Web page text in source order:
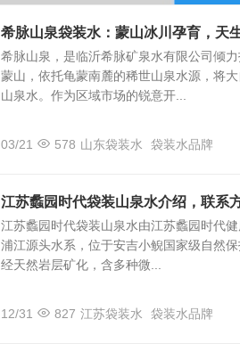
希脉山泉袋装水：蒙山冰川孕育，天
希脉山泉，是临沂希脉矿泉水有限公司倾
蒙山，依托龟蒙南麓的稀世山泉水源，将
山泉水。作为区域市场的锐意开...
03/21 578 山东袋装水 袋装水品牌
江苏蠡园时代袋装山泉水介绍，联系
江苏蠡园时代袋装山泉水由江苏蠡园时代
浦江源头水系，位于安吉小鲵国家级自然
经天然岩层矿化，含多种微...
12/31 827 江苏袋装水 袋装水品牌